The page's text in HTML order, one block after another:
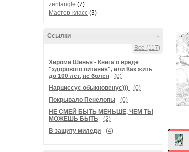
zentangle (7)
Мастер-класс (3)
-
Ссылки
Все (117)
Хироми Шинья - Книга о вреде
"здорового питания", или Как жить
до 100 лет, не болея - (0)
Нарциссус обыкновенус))) - (0)
Покрывало Пенелопы - (0)
НЕ СМЕЙ БЫТЬ МЕНЬШЕ, ЧЕМ ТЫ
МОЖЕШЬ БЫТЬ - (2)
В защиту миледи - (4)